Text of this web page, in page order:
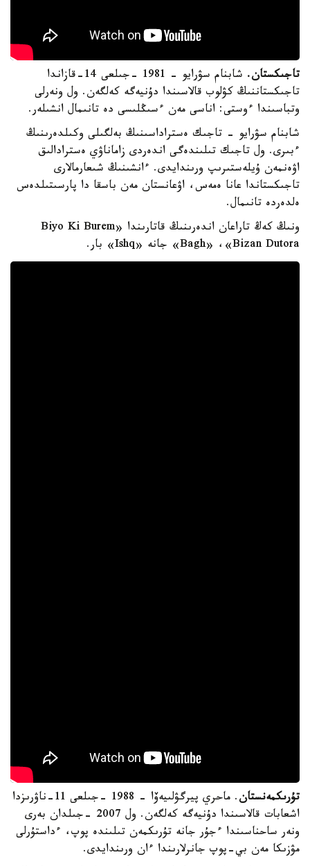
تاجىكستان.
شابنام سۋرايو - 1981 -جىلعى 14-قازاندا
تاجىكستاننىڭ كۋلوب قالاسىندا دۇنيەگە كەلگەن. ول ونەرلى
وتباسىندا ءوستى: اناسى مەن ءسىڭلىسى دە تانىمال انشىلەر.
شابنام سۋرايو - تاجىك ەستراداسىنىڭ بەلگىلى وكىلدەرىنىڭ
ءبىرى. ول تاجىك تىلىندەگى اندەردى زاماناۋي ەسترادالىق
اۋەنمەن ۇيلەستىرىپ ورىندايدى. ءانشىنىڭ شىعارمالارى
تاجىكستاندا عانا ەمەس، اۋعانستان مەن باسقا دا پارسىتىلدەس
ەلدەردە تانىمال.
ونىڭ كەڭ تاراعان اندەرىنىڭ قاتارىندا «Biyo Ki Burem
Bagh» ،«Bizan Dutora» جانە «Ishq» بار.
تۇرىكمەنستان
. ماحري پيرگۋلىيەۆا - 1988 -جىلعى 11-ناۋرىزدا
اشعابات قالاسىندا دۇنيەگە كەلگەن. ول 2007 -جىلدان بەرى
ونەر ساحناسىندا ءجۇر جانە تۇرىكمەن تىلىندە پوپ، ءداستۇرلى
مۋزىكا مەن بي-پوپ جانرلارىندا ءان ورىندايدى.